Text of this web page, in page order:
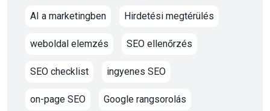
AI a marketingben Hirdetési megtérülés
weboldal elemzés SEO ellenőrzés
SEO checklist ingyenes SEO
on-page SEO Google rangsorolás